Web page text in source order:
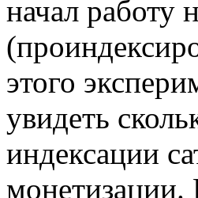
начал работу
этого
увидеть
индексации
монетизации.